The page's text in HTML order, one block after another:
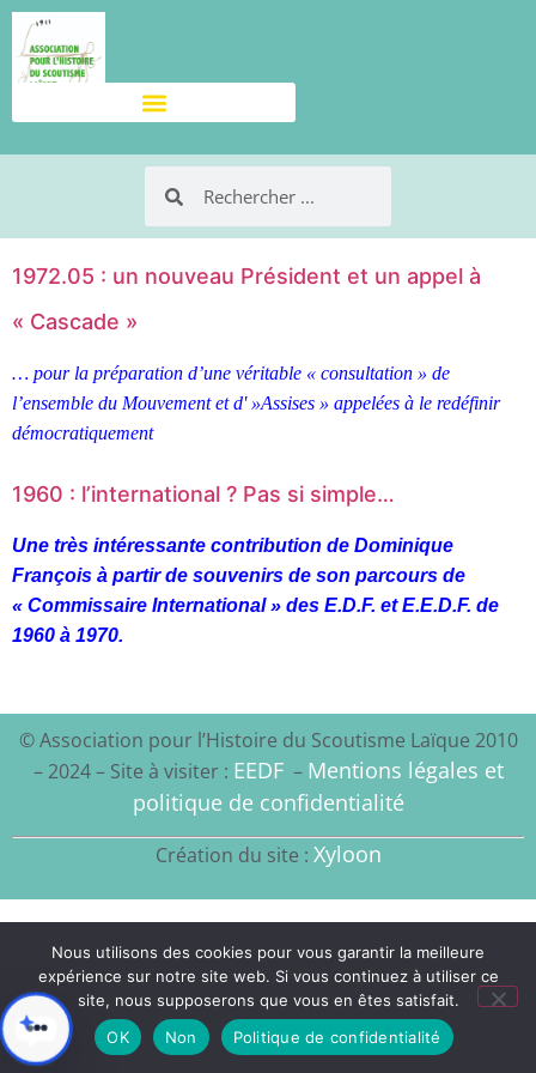
1972.05 : un nouveau Président et un appel à
« Cascade »
… pour la préparation d’une véritable « consultation » de
l’ensemble du Mouvement et d' »Assises » appelées à le redéfinir
démocratiquement
1960 : l’international ? Pas si simple…
Une très intéressante contribution de Dominique
François à partir de souvenirs de son parcours de
« Commissaire International » des E.D.F. et E.E.D.F. de
1960 à 1970.
© Association pour l’Histoire du Scoutisme Laïque 2010
– 2024 – Site à visiter : EEDF– Mentions légales et
politique de confidentialité
Création du site : Xyloon
Nous utilisons des cookies pour vous garantir la meilleure
expérience sur notre site web. Si vous continuez à utiliser ce
site, nous supposerons que vous en êtes satisfait.
OK
Non Politique de confidentialité